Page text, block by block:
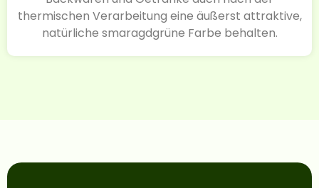
thermischen Verarbeitung eine äußerst attraktive,
natürliche smaragdgrüne Farbe behalten.